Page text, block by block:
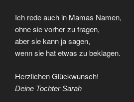
Ich rede auch in Mamas Namen,
ohne sie vorher zu fragen,
aber sie kann ja sagen,
wenn sie hat etwas zu beklagen.
Herzlichen Glückwunsch!
Deine Tochter Sarah